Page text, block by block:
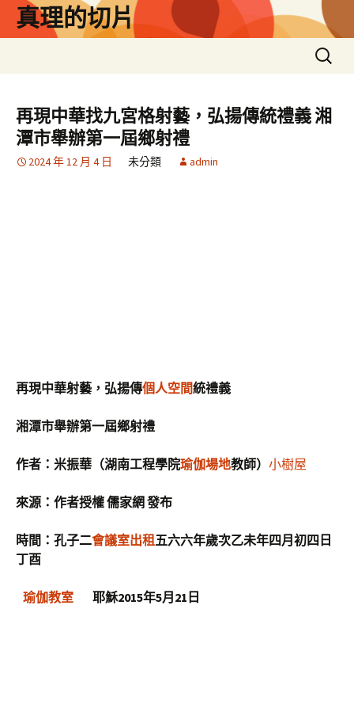
真理的切片
搜
尋
鍵
字:
再現中華找九宮格射藝，弘揚傳統禮義 湘
潭市舉辦第一屆鄉射禮
2024 年 12 月 4 日 未分類 admin
再現中華射藝，弘揚傳個人空間統禮義
湘潭市舉辦第一屆鄉射禮
作者：米振華（湖南工程學院瑜伽場地教師） 小樹屋
來源：作者授權 儒家網 發布
時間：孔子二會議室出租五六六年歲次乙未年四月初四日
丁酉
瑜伽教室 耶穌2015年5月21日